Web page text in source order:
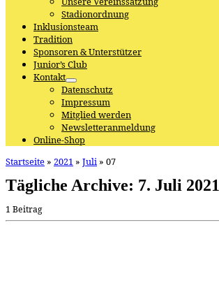
Stadionordnung
Inklusionsteam
Tradition
Sponsoren & Unterstützer
Junior’s Club
Kontakt
Datenschutz
Impressum
Mitglied werden
Newsletteranmeldung
Online-Shop
Startseite » 2021 » Juli » 07
Tägliche Archive: 7. Juli 2021
1 Beitrag